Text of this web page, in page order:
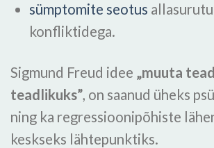
sümptomite seotus
konfliktidega.
Sigmund Freud idee „muuta
teadlikuks”, on saanud üheks
ning ka regressioonipõhiste
keskseks lähtepunktiks.